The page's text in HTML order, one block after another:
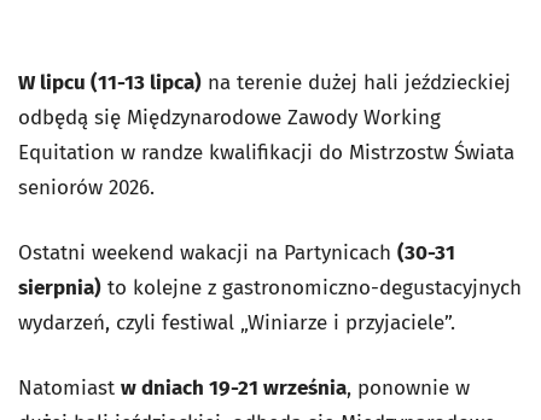
W lipcu (11-13 lipca) na terenie dużej hali jeździeckiej
odbędą się Międzynarodowe Zawody Working
Equitation w randze kwalifikacji do Mistrzostw Świata
seniorów 2026.
Ostatni weekend wakacji na Partynicach (30-31
sierpnia) to kolejne z gastronomiczno-degustacyjnych
wydarzeń, czyli festiwal „Winiarze i przyjaciele”.
Natomiast w dniach 19-21 września, ponownie w